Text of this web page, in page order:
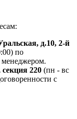
д.10, 2-й
по
менеджером.
220 (пн - вс
с